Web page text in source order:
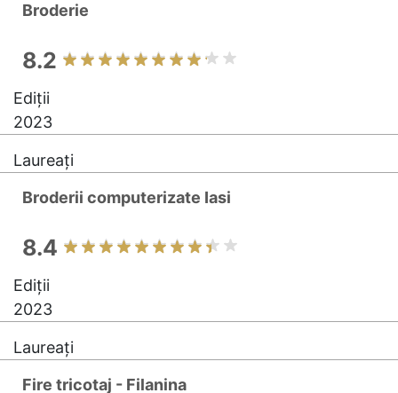
Broderie
8.2
Ediții
2023
Laureați
Broderii computerizate Iasi
8.4
Ediții
2023
Laureați
Fire tricotaj - Filanina